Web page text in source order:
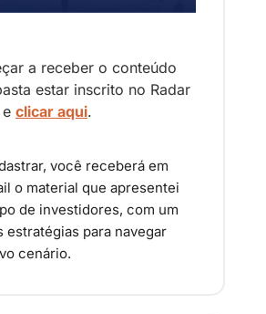
a receber o conteúdo
estar inscrito no Radar
clicar aqui.
você receberá em
o material que apresentei
de investidores, com um
estratégias para navegar
cenário.